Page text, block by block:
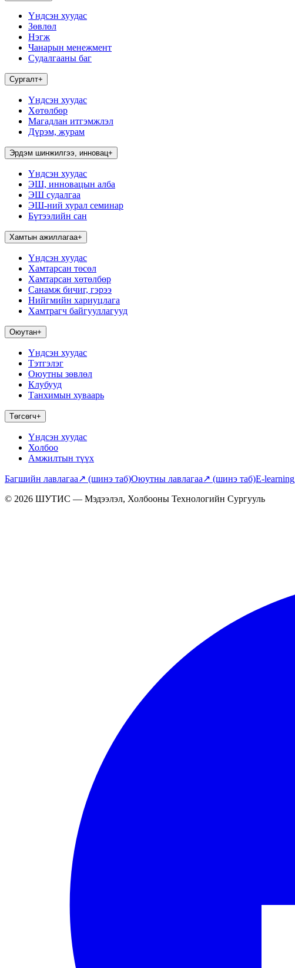
Үндсэн хуудас
Зөвлөл
Нэгж
Чанарын менежмент
Судалгааны баг
Сургалт+
Үндсэн хуудас
Хөтөлбөр
Магадлан итгэмжлэл
Дүрэм, журам
Эрдэм шинжилгээ, инновац+
Үндсэн хуудас
ЭШ, инновацын алба
ЭШ судалгаа
ЭШ-ний хурал семинар
Бүтээлийн сан
Хамтын ажиллагаа+
Үндсэн хуудас
Хамтарсан төсөл
Хамтарсан хөтөлбөр
Санамж бичиг, гэрээ
Нийгмийн хариуцлага
Хамтрагч байгууллагууд
Оюутан+
Үндсэн хуудас
Тэтгэлэг
Оюутны зөвлөл
Клубууд
Танхимын хуваарь
Төгсөгч+
Үндсэн хуудас
Холбоо
Амжилтын түүх
Багшийн лавлагаа↗ (шинэ таб)Оюутны лавлагаа↗ (шинэ таб)E-learning
© 2026 ШУТИС — Мэдээлэл, Холбооны Технологийн Сургууль